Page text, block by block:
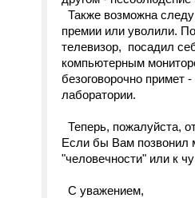
Также возможна
премии или уволили.
телевизор, посадил
компьютерным
безоговорочно примет
лаборатории.
Теперь, пожалуйста,
Если бы Вам
"человечности" или к
С уважением,